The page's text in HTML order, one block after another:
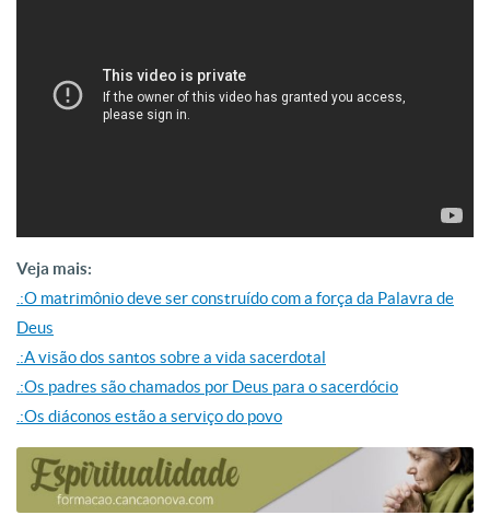
Veja mais:
.:O matrimônio deve ser construído com a força da Palavra de
Deus
.:A visão dos santos sobre a vida sacerdotal
.:Os padres são chamados por Deus para o sacerdócio
.:Os diáconos estão a serviço do povo